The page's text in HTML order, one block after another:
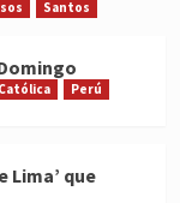
Santos
Perú
Lima’ que